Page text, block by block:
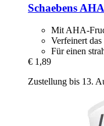
Schaebens
Mit AHA-
Verfeinert
Für einen
€ 1,89
Zustellung bis 13.